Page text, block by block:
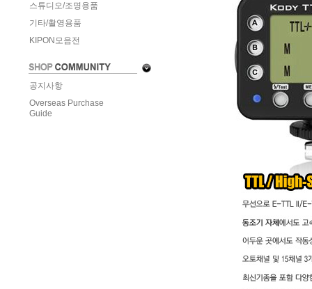
스튜디오/조명용품
기타/촬영용품
KIPON모음전
공지사항
Overseas Purchase
Guide